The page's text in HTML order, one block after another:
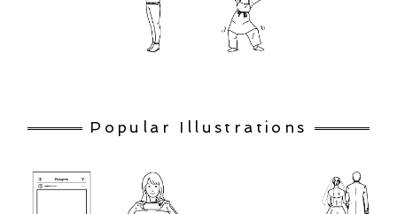
Popular Illustrations